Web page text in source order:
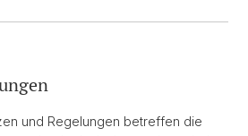
und Regelungen betreffen die